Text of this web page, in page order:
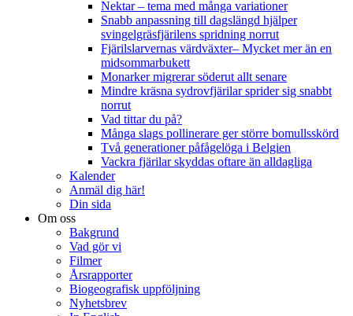
Nektar – tema med många variationer
Snabb anpassning till dagslängd hjälper
svingelgräsfjärilens spridning norrut
Fjärilslarvernas värdväxter– Mycket mer än en
midsommarbukett
Monarker migrerar söderut allt senare
Mindre kräsna sydrovfjärilar sprider sig snabbt
norrut
Vad tittar du på?
Många slags pollinerare ger större bomullsskörd
Två generationer påfågelöga i Belgien
Vackra fjärilar skyddas oftare än alldagliga
Kalender
Anmäl dig här!
Din sida
Om oss
Bakgrund
Vad gör vi
Filmer
Årsrapporter
Biogeografisk uppföljning
Nyhetsbrev